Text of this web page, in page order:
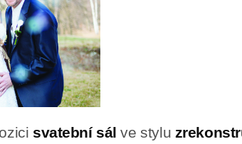
svatební sál ve stylu